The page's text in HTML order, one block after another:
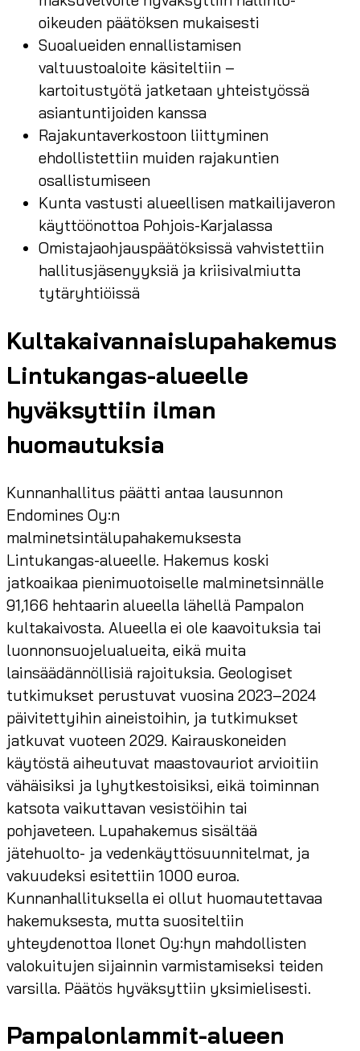
oikeuden päätöksen mukaisesti
Suoalueiden ennallistamisen
valtuustoaloite käsiteltiin –
kartoitustyötä jatketaan yhteistyössä
asiantuntijoiden kanssa
Rajakuntaverkostoon liittyminen
ehdollistettiin muiden rajakuntien
osallistumiseen
Kunta vastusti alueellisen matkailijaveron
käyttöönottoa Pohjois-Karjalassa
Omistajaohjauspäätöksissä vahvistettiin
hallitusjäsenyyksiä ja kriisivalmiutta
tytäryhtiöissä
Kultakaivannaislupahakemus
Lintukangas-alueelle
hyväksyttiin ilman
huomautuksia
Kunnanhallitus päätti antaa lausunnon
Endomines Oy:n
malminetsintälupahakemuksesta
Lintukangas-alueelle. Hakemus koski
jatkoaikaa pienimuotoiselle malminetsinnälle
91,166 hehtaarin alueella lähellä Pampalon
kultakaivosta. Alueella ei ole kaavoituksia tai
luonnonsuojelualueita, eikä muita
lainsäädännöllisiä rajoituksia. Geologiset
tutkimukset perustuvat vuosina 2023–2024
päivitettyihin aineistoihin, ja tutkimukset
jatkuvat vuoteen 2029. Kairauskoneiden
käytöstä aiheutuvat maastovauriot arvioitiin
vähäisiksi ja lyhytkestoisiksi, eikä toiminnan
katsota vaikuttavan vesistöihin tai
pohjaveteen. Lupahakemus sisältää
jätehuolto- ja vedenkäyttösuunnitelmat, ja
vakuudeksi esitettiin 1000 euroa.
Kunnanhallituksella ei ollut huomautettavaa
hakemuksesta, mutta suositeltiin
yhteydenottoa Ilonet Oy:hyn mahdollisten
valokuitujen sijainnin varmistamiseksi teiden
varsilla. Päätös hyväksyttiin yksimielisesti.
Pampalonlammit-alueen